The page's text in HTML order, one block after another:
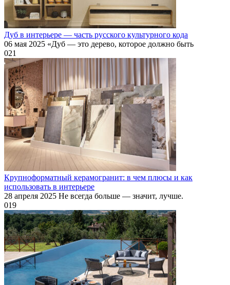
Дуб в интерьере — часть русского культурного кода
06 мая 2025 «Дуб — это дерево, которое должно быть
021
Крупноформатный керамогранит: в чем плюсы и как
использовать в интерьере
28 апреля 2025 Не всегда больше — значит, лучше.
019